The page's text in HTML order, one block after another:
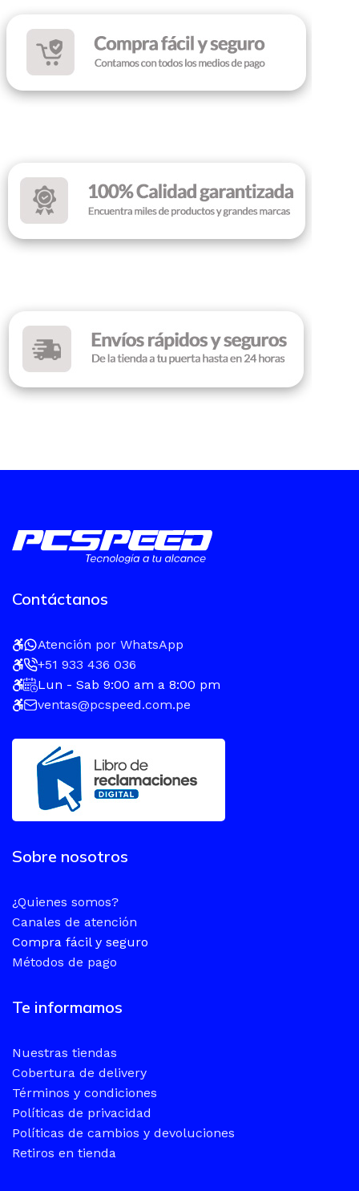
Contáctanos
Atención por WhatsApp
+51 933 436 036
Lun - Sab 9:00 am a 8:00 pm
ventas@pcspeed.com.pe
Sobre nosotros
¿Quienes somos?
Canales de atención
Compra fácil y seguro
Métodos de pago
Te informamos
Nuestras tiendas
Cobertura de delivery
Términos y condiciones
Políticas de privacidad
Políticas de cambios y devoluciones
Retiros en tienda